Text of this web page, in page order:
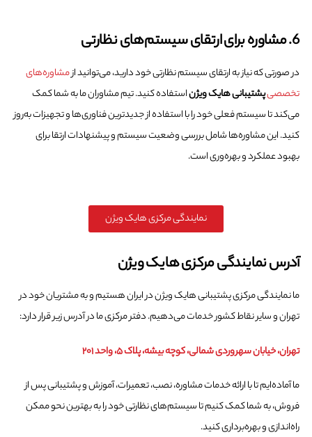
6. مشاوره برای ارتقای سیستم‌های نظارتی
در صورتی که نیاز به ارتقای سیستم نظارتی خود دارید، می‌توانید ازمشاوره‌های
تخصصیپشتیبانی هایک ویژناستفاده کنید. تیم مشاوران ما به شما کمک
می‌کند تا سیستم فعلی خود را با استفاده از جدیدترین فناوری‌ها و تجهیزات به‌روز
کنید. این مشاوره‌ها شامل بررسی وضعیت سیستم و پیشنهادات ارتقا برای
بهبود عملکرد و بهره‌وری است.
نمایندگی مرکزی هایک ویژن
آدرس نمایندگی مرکزی هایک ویژن
ما نمایندگی مرکزی پشتیبانی هایک ویژن در ایران هستیم و به مشتریان خود در
تهران و سایر نقاط کشور خدمات می‌دهیم. دفتر مرکزی ما در آدرس زیر قرار دارد:
تهران، خیابان سهروردی شمالی، کوچه بیشه، پلاک ۵، واحد ۲۰۱
ما آماده‌ایم تا با ارائه خدمات مشاوره، نصب، تعمیرات، آموزش و پشتیبانی پس از
فروش، به شما کمک کنیم تا سیستم‌های نظارتی خود را به بهترین نحو ممکن
راه‌اندازی و بهره‌برداری کنید.